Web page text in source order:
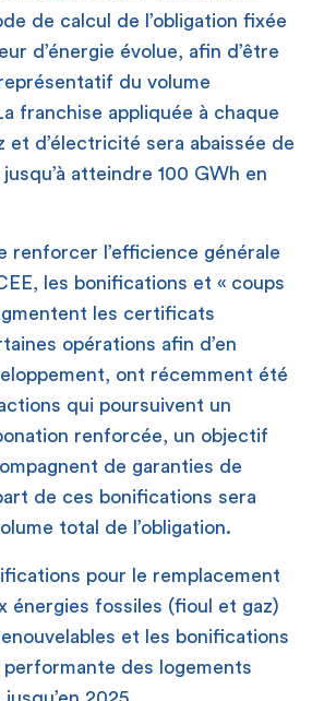
de calcul de l’obligation fixée
d’énergie évolue, afin d’être
du volume
franchise appliquée à chaque
et d’électricité sera abaissée de
atteindre 100 GWh en
renforcer l’efficience générale
les bonifications et « coups
les certificats
opérations afin d’en
ont récemment été
qui poursuivent un
renforcée, un objectif
de garanties de
de ces bonifications sera
total de l’obligation.
pour le remplacement
énergies fossiles (fioul et gaz)
et les bonifications
des logements